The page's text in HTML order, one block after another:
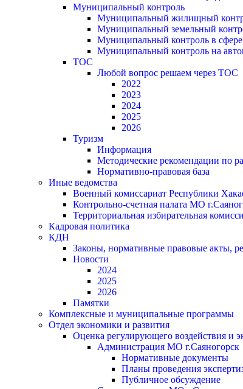
Муниципальный контроль
Муниципальный жилищный
Муниципальный земельный
Муниципальный контроль в сфере
Муниципальный контроль на
ТОС
Любой вопрос решаем через ТОС
2022
2023
2024
2025
2026
Туризм
Информация
Методические рекомендации по
Нормативно-правовая база
Иные ведомства
Военный комиссариат Республики
Контрольно-счетная палата МО
Территориальная избирательная
Кадровая политика
КДН
Законы, нормативные правовые акты,
Новости
2024
2025
2026
Памятки
Комплексные и муниципальные программы
Отдел экономики и развития
Оценка регулирующего воздействия и
Администрация МО г.Саяногорск
Нормативные документы
Планы проведения
Публичное обсуждение